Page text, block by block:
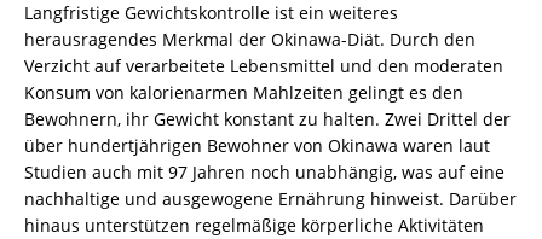
Langfristige Gewichtskontrolle ist ein weiteres
herausragendes Merkmal der Okinawa-Diät. Durch den
Verzicht auf verarbeitete Lebensmittel und den moderaten
Konsum von kalorienarmen Mahlzeiten gelingt es den
Bewohnern, ihr Gewicht konstant zu halten. Zwei Drittel der
über hundertjährigen Bewohner von Okinawa waren laut
Studien auch mit 97 Jahren noch unabhängig, was auf eine
nachhaltige und ausgewogene Ernährung hinweist. Darüber
hinaus unterstützen regelmäßige körperliche Aktivitäten